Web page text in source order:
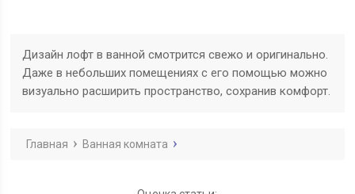
Дизайн лофт в ванной смотрится свежо и оригинально.
Даже в небольших помещениях с его помощью можно
визуально расширить пространство, сохранив комфорт.
Главная Ванная комната